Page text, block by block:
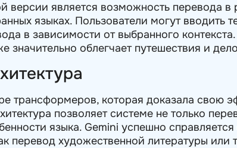
версии является возможность перевода в
языках. Пользователи могут вводить
в зависимости от выбранного
значительно облегчает путешествия и
трансформеров, которая доказала свою
позволяет системе не только
языка. Gemini успешно
перевод художественной литературы или